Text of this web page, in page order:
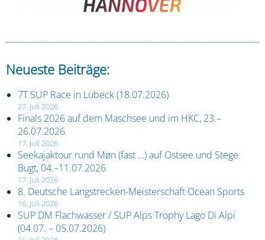
Neueste Beiträge:
7T SUP Race in Lübeck (18.07.2026)
27. Juli 2026
Finals 2026 auf dem Maschsee und im HKC, 23.–
26.07.2026
17. Juli 2026
Seekajaktour rund Møn (fast …) auf Ostsee und Stege
Bugt, 04.–11.07.2026
17. Juli 2026
8. Deutsche Langstrecken-Meisterschaft Ocean Sports
16. Juli 2026
SUP DM Flachwasser / SUP Alps Trophy Lago Di Alpi
(04.07. – 05.07.2026)